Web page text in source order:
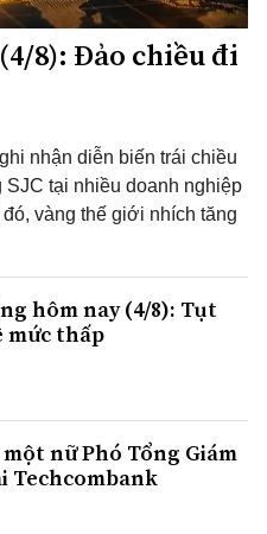
8): Đảo chiều đi
nhận diễn biến trái chiều
tại nhiều doanh nghiệp
vàng thế giới nhích tăng
hôm nay (4/8): Tụt
mức thấp
nữ Phó Tổng Giám
Techcombank